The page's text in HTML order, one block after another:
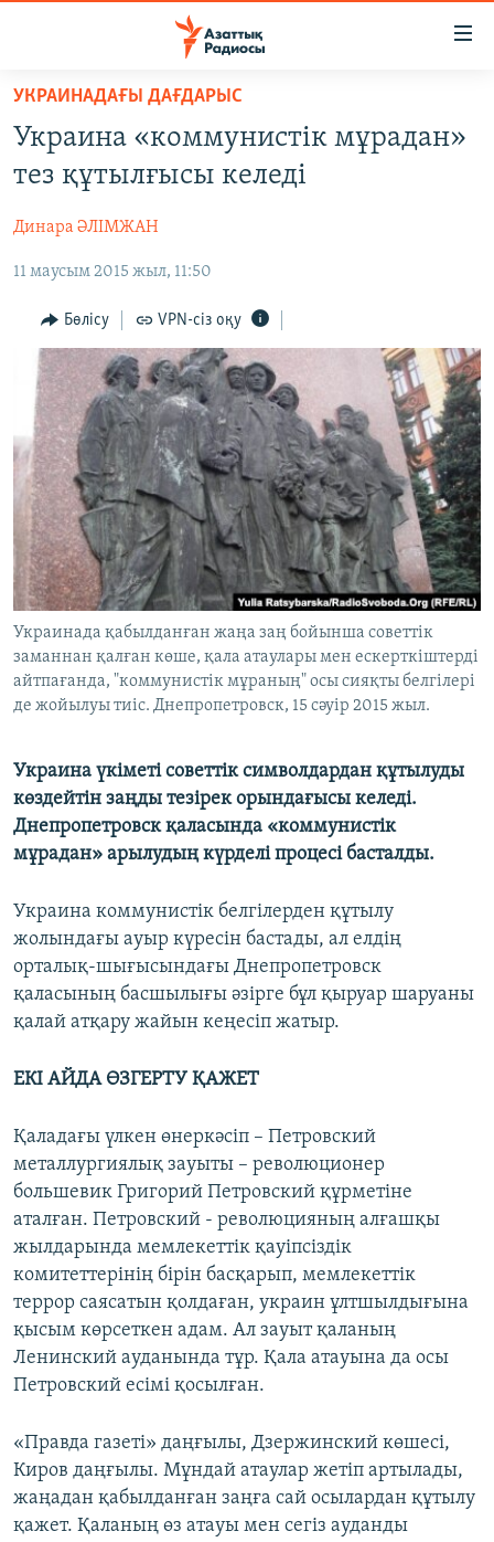
Skip
main
content
to
Navigation
Search
САЯСАТ
AZATTYQTV
ҚАҢТАР ОҚИҒАСЫ
АДАМ ҚҰҚЫҚТАРЫ
ӘЛЕУМЕТ
ӘЛЕМ
АРНАЙЫ ЖОБАЛАР
Русский
ЖАЗЫЛЫҢЫЗ
Басқа тілдерде
УКРАИНАДАҒЫ ДАҒДАРЫС
Украина «коммунистік мұрадан»
тез құтылғысы келеді
Динара ӘЛІМЖАН
11 маусым 2015 жыл, 11:50
Бөлісу VPN-сіз оқу
Украинада қабылданған жаңа заң бойынша советтік
заманнан қалған көше, қала атаулары мен ескерткіштерді
айтпағанда, "коммунистік мұраның" осы сияқты белгілері
де жойылуы тиіс. Днепропетровск, 15 сәуір 2015 жыл.
Украина үкіметі советтік символдардан құтылуды
көздейтін заңды тезірек орындағысы келеді.
Днепропетровск қаласында «коммунистік
мұрадан» арылудың күрделі процесі басталды.
Украина коммунистік белгілерден құтылу
жолындағы ауыр күресін бастады, ал елдің
орталық-шығысындағы Днепропетровск
қаласының басшылығы әзірге бұл қыруар шаруаны
қалай атқару жайын кеңесіп жатыр.
ЕКІ АЙДА ӨЗГЕРТУ ҚАЖЕТ
Қаладағы үлкен өнеркәсіп – Петровский
металлургиялық зауыты – революционер
большевик Григорий Петровский құрметіне
аталған. Петровский - революцияның алғашқы
жылдарында мемлекеттік қауіпсіздік
комитеттерінің бірін басқарып, мемлекеттік
террор саясатын қолдаған, украин ұлтшылдығына
қысым көрсеткен адам. Ал зауыт қаланың
Ленинский ауданында тұр. Қала атауына да осы
Петровский есімі қосылған.
«Правда газеті» даңғылы, Дзержинский көшесі,
Киров даңғылы. Мұндай атаулар жетіп артылады,
жаңадан қабылданған заңға сай осылардан құтылу
қажет. Қаланың өз атауы мен сегіз ауданды